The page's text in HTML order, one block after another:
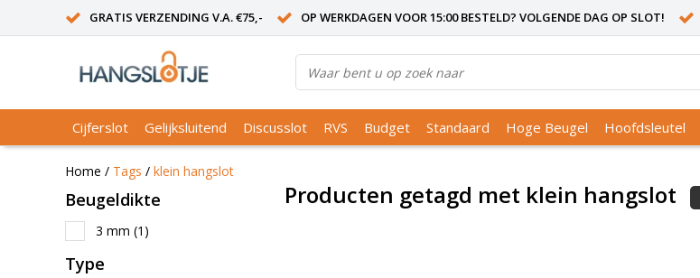
GRATIS VERZENDING V.A. €75,- OP WERKDAGEN VOOR 15:00 BESTELD? VOLGENDE DAG OP SLOT!
Cijferslot Gelijksluitend Discusslot RVS Budget Standaard Hoge Beugel Hoofdsleutel
Home / Tags / klein hangslot
Beugeldikte
3 mm (1)
Type
Producten getagd met klein hangslot